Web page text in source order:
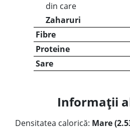
din care
Zaharuri
Fibre
Proteine
Sare
Informații
Densitatea calorică: Mare